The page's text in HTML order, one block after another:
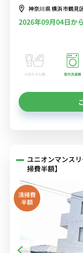
神奈川県 横浜市鶴見
2026年09月04日か
バストイレ別 室内洗濯機
ユニオンマンス
掃費半額】
清掃費
半額